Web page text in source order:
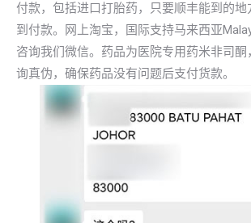
付款，包括进口打胎药，只要顺丰能到的
到付款。网上淘宝，国际支持马来西亚
咨询我们微信。药品为医院专用药米非司
询真伪，确保药品没有问题后支付货款。